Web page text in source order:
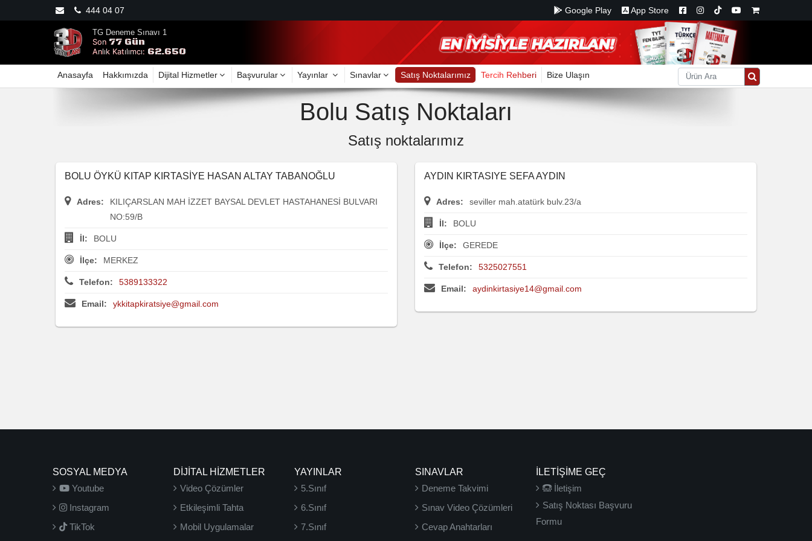
444 04 07 Google Play App Store
TG Deneme Sınavı 1
Son 77 Gün
Anlık Katılımcı: 62.650
Anasayfa Hakkımızda Dijital Hizmetler Başvurular Yayınlar Sınavlar Satış Noktalarımız Tercih Rehberi Bize Ulaşın
Bolu Satış Noktaları
Satış noktalarımız
BOLU ÖYKÜ KITAP KIRTASİYE HASAN ALTAY TABANOĞLU
Adres:
KILIÇARSLAN MAH İZZET BAYSAL DEVLET HASTAHANESİ BULVARI
NO:59/B
İl: BOLU
İlçe: MERKEZ
Telefon: 5389133322
Email: ykkitapkiratsiye@gmail.com
AYDIN KIRTASIYE SEFA AYDIN
Adres: seviller mah.atatürk bulv.23/a
İl: BOLU
İlçe: GEREDE
Telefon: 5325027551
Email: aydinkirtasiye14@gmail.com
SOSYAL MEDYA
Youtube
Instagram
TikTok
DİJİTAL HİZMETLER
Video Çözümler
Etkileşimli Tahta
Mobil Uygulamalar
YAYINLAR
5.Sınıf
6.Sınıf
7.Sınıf
SINAVLAR
Deneme Takvimi
Sınav Video Çözümleri
Cevap Anahtarları
İLETIŞIME GEÇ
İletişim
Satış Noktası Başvuru
Formu